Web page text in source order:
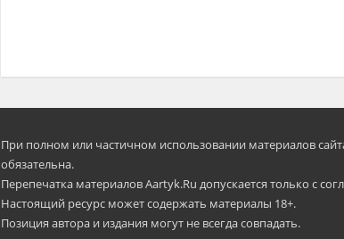
При полном или частичном использовании материалов
oбязательна.
Перепечатка материалов Aartyk.Ru допускается только с
Настоящий ресурс может содержать материалы 18+.
Позиция автора и издания могут не всегда совпадать.